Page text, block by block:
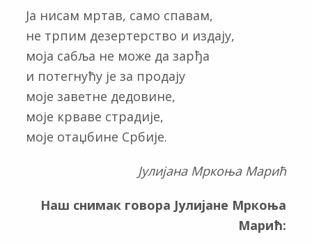
Ја нисам мртав, само спавам,
не трпим дезертерство и издају,
моја сабља не може да зарђа
и потегнућу је за продају
моје заветне дедовине,
моје крваве страдије,
моје отаџбине Србије.
Јулијана Мркоња Марић
Наш снимак говора Јулијане Мркоња
Марић: